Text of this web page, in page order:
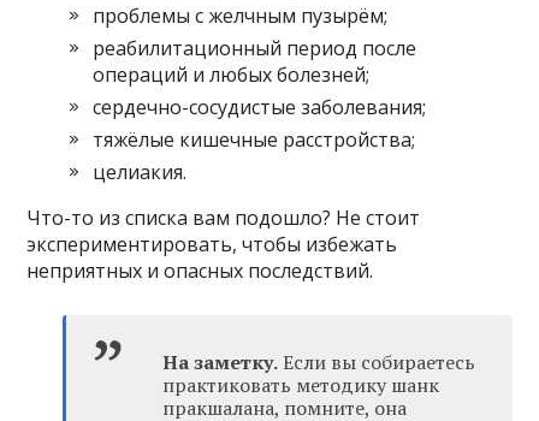
проблемы с желчным пузырём;
реабилитационный период после
операций и любых болезней;
сердечно-сосудистые заболевания;
тяжёлые кишечные расстройства;
целиакия.
Что-то из списка вам подошло? Не стоит
экспериментировать, чтобы избежать
неприятных и опасных последствий.
На заметку.Если вы собираетесь
практиковать методику шанк
пракшалана, помните, она